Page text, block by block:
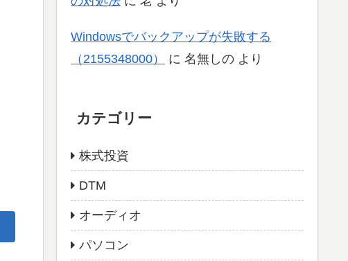
Windowsでバックアップが失敗する
（2155348000）
に 名無しの より
カテゴリー
株式投資
DTM
オーディオ
パソコン